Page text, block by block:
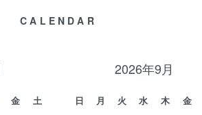
CALENDAR
金
土
2026年9月
日 月 火 水 木
金